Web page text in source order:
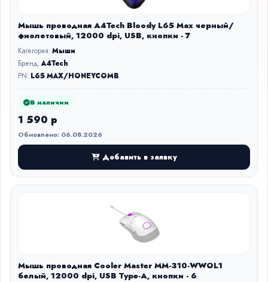
Мышь проводная A4Tech Bloody L65 Max черный/
фиолетовый, 12000 dpi, USB, кнопки - 7
Категория:Мыши
Бренд:A4Tech
PN: L65 MAX/HONEYCOMB
В наличии
1 590 р
Обновлено: 06.08.2026
Добавить в заявку
Мышь проводная Cooler Master MM-310-WWOL1
белый, 12000 dpi, USB Type-A, кнопки - 6